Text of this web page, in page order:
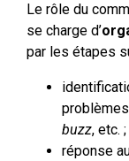
Le rôle du
se charge d’
par les étapes
buzz, etc. ;
réponse